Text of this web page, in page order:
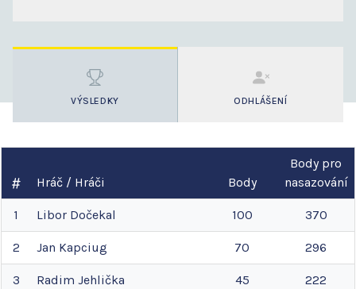
VÝSLEDKY ODHLÁŠENÍ
Hráč / Hráči Body
Body pro
nasazování
1 Libor Dočekal 100 370
2 Jan Kapciug 70 296
3 Radim Jehlička 45 222